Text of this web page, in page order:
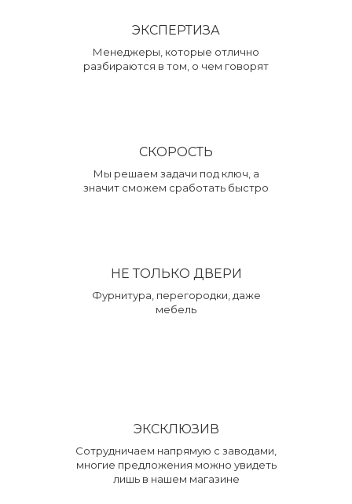
ЭКСПЕРТИЗА
Менеджеры, которые отлично
разбираются в том, о чем говорят
СКОРОСТЬ
Мы решаем задачи под ключ, а
значит сможем сработать быстро
НЕ ТОЛЬКО ДВЕРИ
Фурнитура, перегородки, даже
мебель
ЭКСКЛЮЗИВ
Сотрудничаем напрямую с заводами,
многие предложения можно увидеть
лишь в нашем магазине